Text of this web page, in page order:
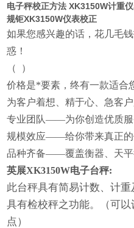
电子秤校正方法 XK3150W计重
规钜XK3150W仪表校正
如果您感兴趣的话，花几毛
惑！
（
）
价格是*要素，终有一款适合
为客户着想、精于心、急客户
专业团队——为你创造优质服
规模效应——给你带来真正的
品种齐备——覆盖衡器、天平
英展XK3150W电子台秤:
此台秤具有简易计数、计重
具有检校秤之功能。（可以
点）